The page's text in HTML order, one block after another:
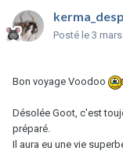
Posté le 3
Bon voyage Voodoo
Désolée Goot, c'est
préparé.
Il aura eu une vie